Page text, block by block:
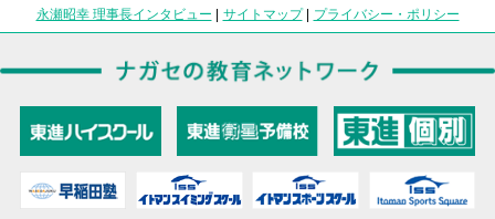
永瀬昭幸 理事長インタビュー | サイトマップ| プライバシー・ポリシー